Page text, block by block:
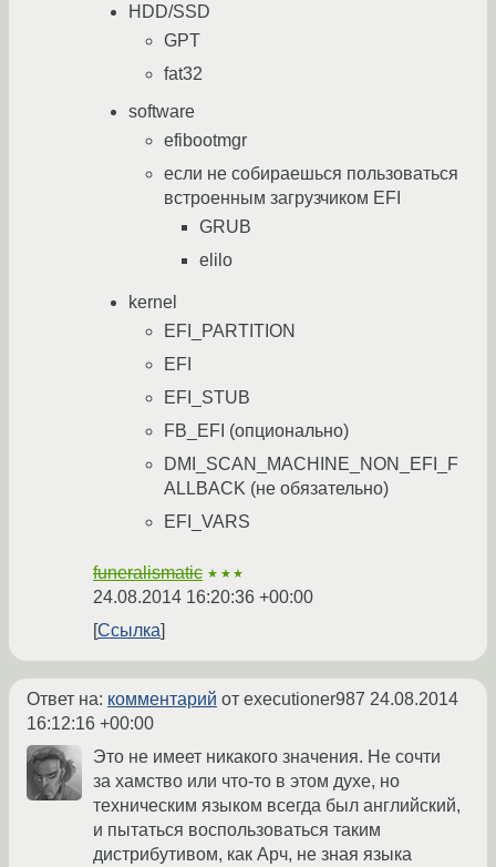
HDD/SSD
GPT
fat32
software
efibootmgr
если не собираешься пользоваться
встроенным загрузчиком EFI
GRUB
elilo
kernel
EFI_PARTITION
EFI
EFI_STUB
FB_EFI (опционально)
DMI_SCAN_MACHINE_NON_EFI_F
ALLBACK (не обязательно)
EFI_VARS
funeralismatic ★★★
24.08.2014 16:20:36 +00:00
Ссылка
Ответ на: комментарий от executioner987 24.08.2014
16:12:16 +00:00
Это не имеет никакого значения. Не сочти
за хамство или что-то в этом духе, но
техническим языком всегда был английский,
и пытаться воспользоваться таким
дистрибутивом, как Арч, не зная языка